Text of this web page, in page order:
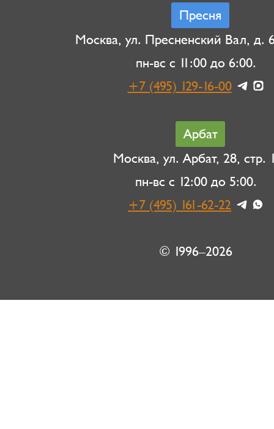
Пресня
Москва, ул. Пресненский Вал, д.
пн-вс с 11:00 до 6:00.
+7 (495) 129-16-00
Арбат
Москва, ул. Арбат, 28, стр.
пн-вс с 12:00 до 5:00.
+7 (495) 161-62-22
© 1996–2026